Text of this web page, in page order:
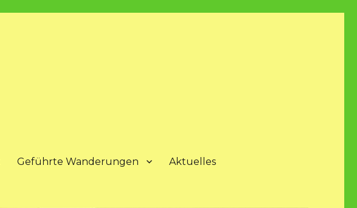
Geführte Wanderungen Aktuelles